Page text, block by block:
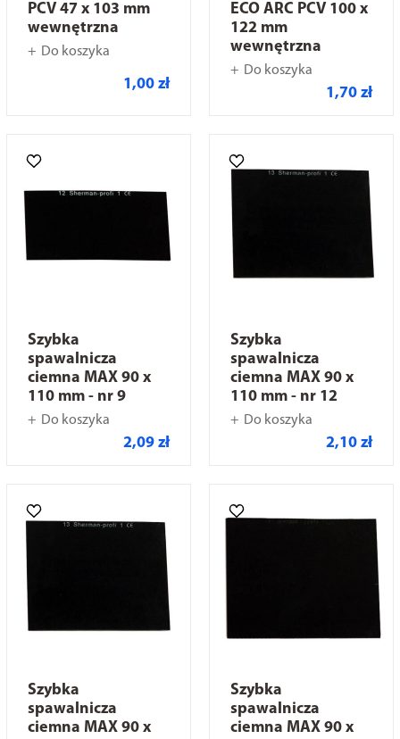
PCV 47 x 103 mm
wewnętrzna
Do koszyka
1,00 zł
ECO ARC PCV 100 x
122 mm
wewnętrzna
Do koszyka
1,70 zł
Szybka
spawalnicza
ciemna MAX 90 x
110 mm - nr 9
Do koszyka
2,09 zł
Szybka
spawalnicza
ciemna MAX 90 x
110 mm - nr 12
Do koszyka
2,10 zł
Szybka
spawalnicza
ciemna MAX 90 x
Szybka
spawalnicza
ciemna MAX 90 x